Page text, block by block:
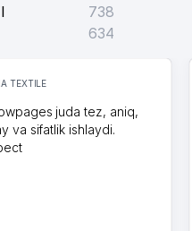
738
634
TEXTILE
juda tez, aniq,
va sifatlik ishlaydi.